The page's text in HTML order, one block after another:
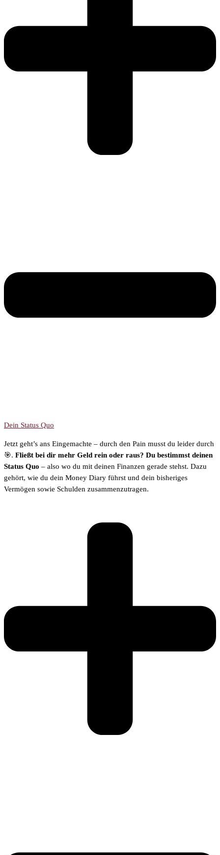
Dein Status Quo
Jetzt geht’s ans Eingemachte – durch den Pain musst du leider durch
🎯. Fließt bei dir mehr Geld rein oder raus? Du bestimmst deinen
Status Quo – also wo du mit deinen Finanzen gerade stehst. Dazu
gehört, wie du dein Money Diary führst und dein bisheriges
Vermögen sowie Schulden zusammenzutragen.